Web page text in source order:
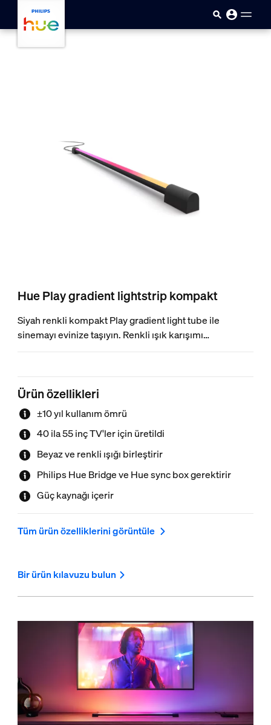
Hue Play gradient lightstrip kompakt
Siyah renkli kompakt Play gradient light tube ile
sinemayı evinize taşıyın. Renkli ışık karışımı
oluşturmak için bir televizyonun altına yerleştirin veya
tamamlayıcı olan bu tüpü herhangi bir yönde parlatmak
için döndürün.
Ürün özellikleri
±10 yıl kullanım ömrü
40 ila 55 inç TV'ler için üretildi
Beyaz ve renkli ışığı birleştirir
Philips Hue Bridge ve Hue sync box gerektirir
Güç kaynağı içerir
Tüm ürün özelliklerini görüntüle
Bir ürün kılavuzu bulun